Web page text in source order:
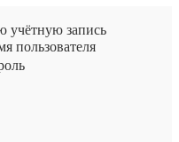
учётную запись
пользователя